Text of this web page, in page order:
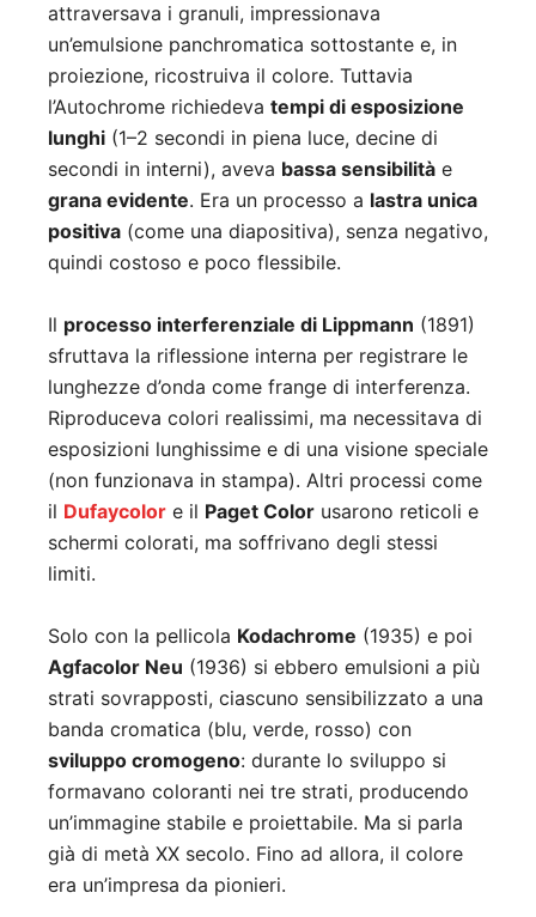
attraversava i granuli, impressionava
un’emulsione panchromatica sottostante e, in
proiezione, ricostruiva il colore. Tuttavia
l’Autochrome richiedeva tempi di esposizione
lunghi (1–2 secondi in piena luce, decine di
secondi in interni), aveva bassa sensibilità e
grana evidente. Era un processo a lastra unica
positiva (come una diapositiva), senza negativo,
quindi costoso e poco flessibile.
Il processo interferenziale di Lippmann (1891)
sfruttava la riflessione interna per registrare le
lunghezze d’onda come frange di interferenza.
Riproduceva colori realissimi, ma necessitava di
esposizioni lunghissime e di una visione speciale
(non funzionava in stampa). Altri processi come
il Dufaycolor e il Paget Color usarono reticoli e
schermi colorati, ma soffrivano degli stessi
limiti.
Solo con la pellicola Kodachrome (1935) e poi
Agfacolor Neu (1936) si ebbero emulsioni a più
strati sovrapposti, ciascuno sensibilizzato a una
banda cromatica (blu, verde, rosso) con
sviluppo cromogeno: durante lo sviluppo si
formavano coloranti nei tre strati, producendo
un’immagine stabile e proiettabile. Ma si parla
già di metà XX secolo. Fino ad allora, il colore
era un’impresa da pionieri.